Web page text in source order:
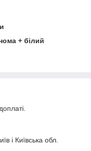
+ білий
і Київська обл.